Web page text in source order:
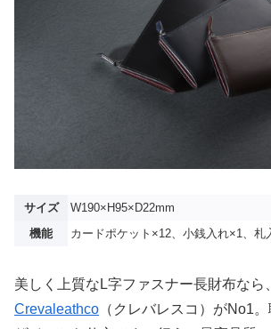
サイズ W190×H95×D22mm
機能
カードポケット×12、小銭入れ×1、札
美しく上質なL字ファスナー長財布なら、
Crevaleathco （クレバレスコ）がNo1